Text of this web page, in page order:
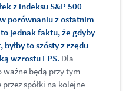
z indeksu S&P 500
porównaniu z ostatnim
jednak faktu, że gdyby
to szósty z rzędu
wzrostu EPS. Dla
będą przy tym
spółki na kolejne